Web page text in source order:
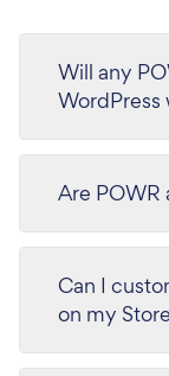
Will any
WordPress
Are
Can I
on my